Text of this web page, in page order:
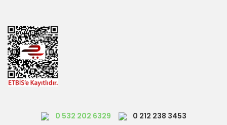
0 532 202 6329 0 212 238 3453